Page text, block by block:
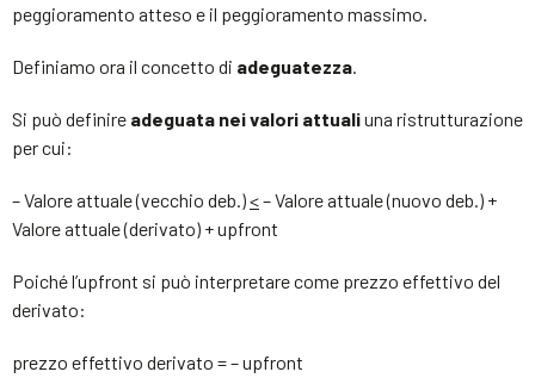
peggioramento atteso e il peggioramento massimo.
Definiamo ora il concetto di adeguatezza
Si può definire adeguata nei valori attualiuna ristrutturazione
per cui:
– Valore attuale (vecchio deb.)<– Valore attuale (nuovo deb.) +
Valore attuale (derivato) + upfront
Poiché l’upfront si può interpretare come prezzo effettivo del
derivato:
prezzo effettivo derivato = – upfront